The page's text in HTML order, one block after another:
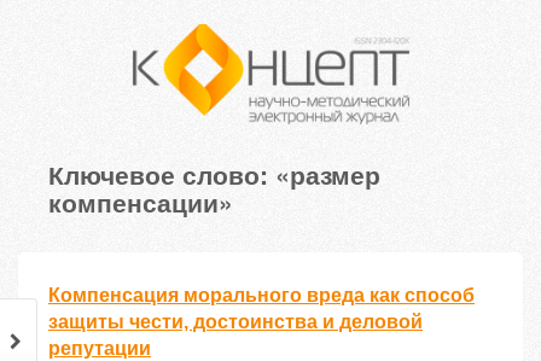
Ключевое слово: «размер
компенсации»
Компенсация морального вреда как способ
защиты чести, достоинства и деловой
репутации